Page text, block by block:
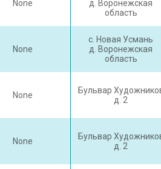
None
д. Воронежская
область
None
с. Новая Усмань
д. Воронежская
область
None
Бульвар
д. 2
None
Бульвар
д. 2